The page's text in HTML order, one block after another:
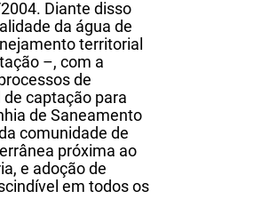
Diante disso
da água de
territorial
–, com a
de
captação para
de Saneamento
comunidade de
próxima ao
e adoção de
em todos os